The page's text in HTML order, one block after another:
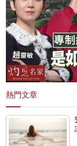
熱門文章